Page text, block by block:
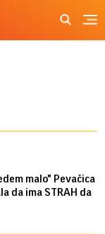
malo" Pevačica
da ima STRAH da